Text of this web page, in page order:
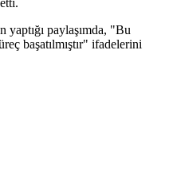
yaptığı paylaşımda, "Bu
başatılmıştır" ifadelerini